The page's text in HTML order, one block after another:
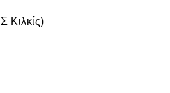
Κιλκίς)